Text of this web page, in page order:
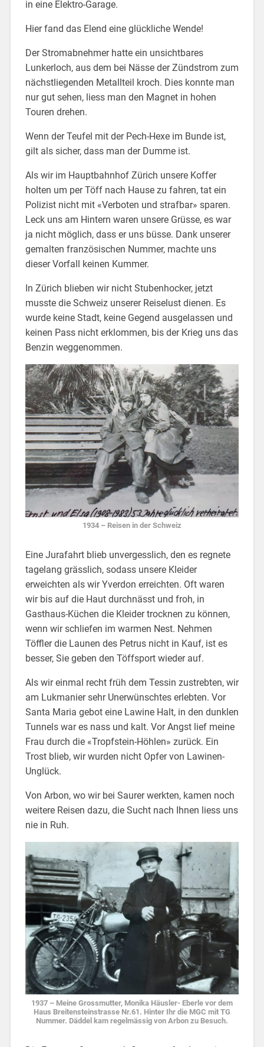
in eine Elektro-Garage.
Hier fand das Elend eine glückliche Wende!
Der Stromabnehmer hatte ein unsichtbares
Lunkerloch, aus dem bei Nässe der Zündstrom zum
nächstliegenden Metallteil kroch. Dies konnte man
nur gut sehen, liess man den Magnet in hohen
Touren drehen.
Wenn der Teufel mit der Pech-Hexe im Bunde ist,
gilt als sicher, dass man der Dumme ist.
Als wir im Hauptbahnhof Zürich unsere Koffer
holten um per Töff nach Hause zu fahren, tat ein
Polizist nicht mit «Verboten und strafbar» sparen.
Leck uns am Hintern waren unsere Grüsse, es war
ja nicht möglich, dass er uns büsse. Dank unserer
gemalten französischen Nummer, machte uns
dieser Vorfall keinen Kummer.
In Zürich blieben wir nicht Stubenhocker, jetzt
musste die Schweiz unserer Reiselust dienen. Es
wurde keine Stadt, keine Gegend ausgelassen und
keinen Pass nicht erklommen, bis der Krieg uns das
Benzin weggenommen.
1934 – Reisen in der Schweiz
Eine Jurafahrt blieb unvergesslich, den es regnete
tagelang grässlich, sodass unsere Kleider
erweichten als wir Yverdon erreichten. Oft waren
wir bis auf die Haut durchnässt und froh, in
Gasthaus-Küchen die Kleider trocknen zu können,
wenn wir schliefen im warmen Nest. Nehmen
Töffler die Launen des Petrus nicht in Kauf, ist es
besser, Sie geben den Töffsport wieder auf.
Als wir einmal recht früh dem Tessin zustrebten, wir
am Lukmanier sehr Unerwünschtes erlebten. Vor
Santa Maria gebot eine Lawine Halt, in den dunklen
Tunnels war es nass und kalt. Vor Angst lief meine
Frau durch die «Tropfstein-Höhlen» zurück. Ein
Trost blieb, wir wurden nicht Opfer von Lawinen-
Unglück.
Von Arbon, wo wir bei Saurer werkten, kamen noch
weitere Reisen dazu, die Sucht nach Ihnen liess uns
nie in Ruh.
1937 – Meine Grossmutter, Monika Häusler- Eberle vor dem
Haus Breitensteinstrasse Nr.61. Hinter Ihr die MGC mit TG
Nummer. Däddel kam regelmässig von Arbon zu Besuch.